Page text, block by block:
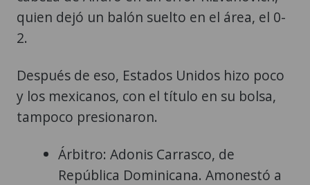
quien dejó un balón suelto en el área, el 0-
2.
Después de eso, Estados Unidos hizo poco
y los mexicanos, con el título en su bolsa,
tampoco presionaron.
Árbitro: Adonis Carrasco, de
República Dominicana. Amonestó a